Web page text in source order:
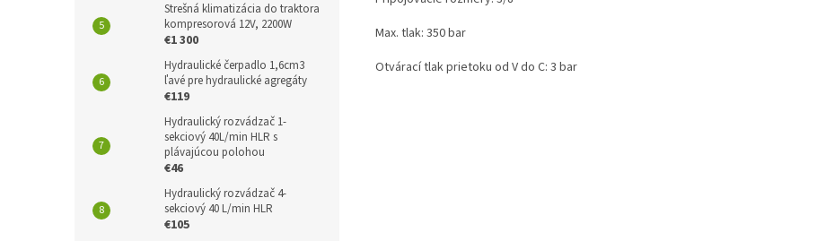
Strešná klimatizácia do traktora
kompresorová 12V, 2200W
€1 300
Hydraulické čerpadlo 1,6cm3
ľavé pre hydraulické agregáty
€119
Hydraulický rozvádzač 1-
sekciový 40L/min HLR s
plávajúcou polohou
€46
Hydraulický rozvádzač 4-
sekciový 40 L/min HLR
€105
Max. tlak: 350 bar
Otvárací tlak prietoku od V do C: 3 bar